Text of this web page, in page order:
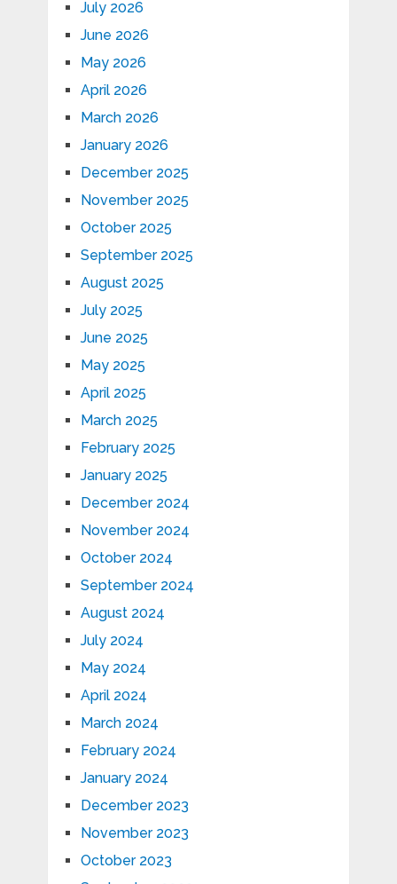
July 2026
June 2026
May 2026
April 2026
March 2026
January 2026
December 2025
November 2025
October 2025
September 2025
August 2025
July 2025
June 2025
May 2025
April 2025
March 2025
February 2025
January 2025
December 2024
November 2024
October 2024
September 2024
August 2024
July 2024
May 2024
April 2024
March 2024
February 2024
January 2024
December 2023
November 2023
October 2023